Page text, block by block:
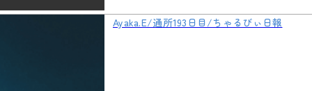
Ayaka.E/通所193日目/ちゃるびぃ日報